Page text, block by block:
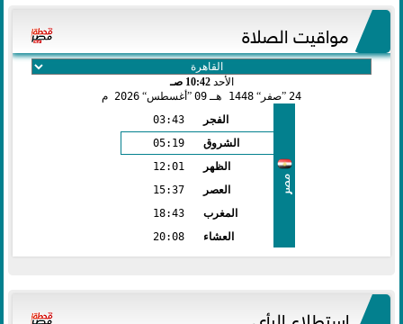
مواقيت الصلاة
الأحد10:42 صـ
24 صفر 1448 هـ 09 أغسطس 2026 م
مصر
الفجر
03:43
الشروق
05:19
الظهر
12:01
العصر
15:37
المغرب
18:43
العشاء
20:08
استطلاع الرأي